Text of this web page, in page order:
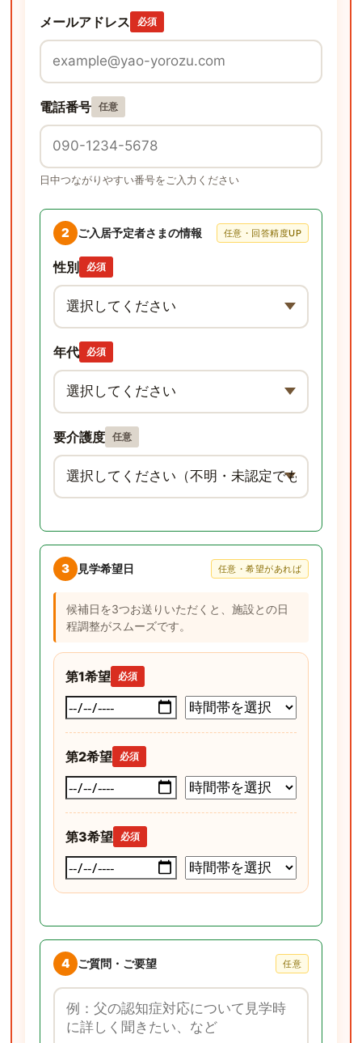
メールアドレス 必須
電話番号 任意
日中つながりやすい番号をご入力ください
2 ご入居予定者さまの情報 任意・回答精度UP
性別 必須
年代 必須
要介護度 任意
3 見学希望日 任意・希望があれば
候補日を3つお送りいただくと、施設との日
程調整がスムーズです。
第1希望 必須
第2希望 必須
第3希望 必須
4 ご質問・ご要望 任意
ご質問・ご要望